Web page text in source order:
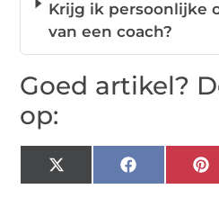
Krijg ik persoonlijke
van een coach?
Goed artikel?
op:
X
(Twitter)
Facebook